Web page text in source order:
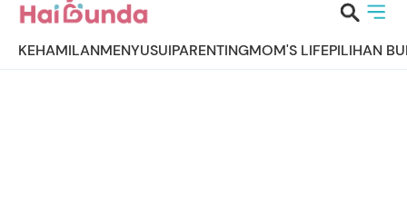
KEHAMILANMENYUSUIPARENTINGMOM'S LIFEPILIHAN